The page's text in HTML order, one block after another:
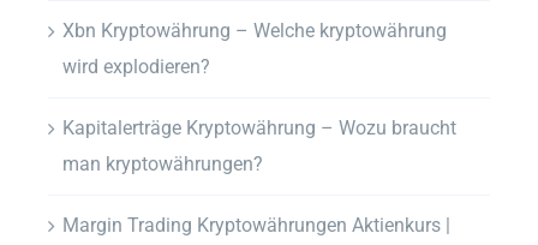
Xbn Kryptowährung – Welche kryptowährung
wird explodieren?
Kapitalerträge Kryptowährung – Wozu braucht
man kryptowährungen?
Margin Trading Kryptowährungen Aktienkurs |